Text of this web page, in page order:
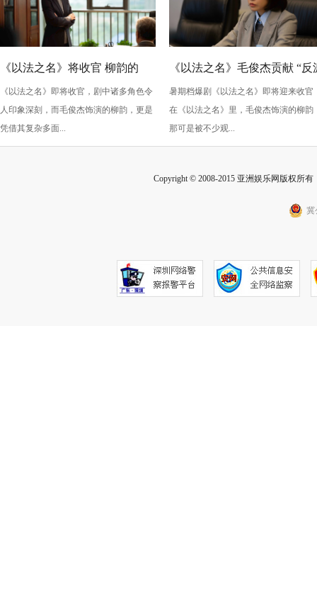
《以法之名》将收官 柳韵的
“蠢” 让毛俊杰重回巅峰
《以法之名》即将收官，剧中诸多角色令
人印象深刻，而毛俊杰饰演的柳韵，更是
凭借其复杂多面...
《以法之名》毛俊杰贡献 “反
级” 演技？柳韵的 “蠢” 是表演
的胜利！
暑期档爆剧《以法之名》即将迎来收官
在《以法之名》里，毛俊杰饰演的柳韵
那可是被不少观...
Copyright © 2008-2015 亚洲娱乐网版权所
冀